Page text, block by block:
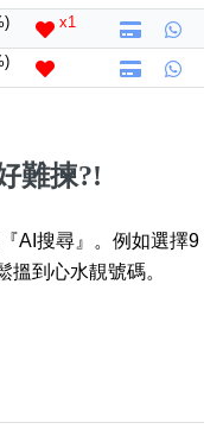
x1
難揀?!
AI搜尋』。例如選擇9
到心水靚號碼。